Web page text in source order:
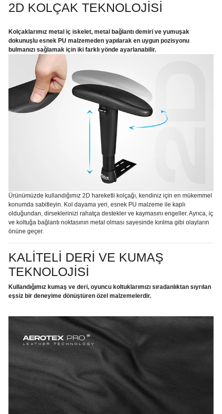
2D KOLÇAK TEKNOLOJİSİ
Kolçaklarımız metal iç iskelet, metal bağlantı demiri ve yumuşak
dokunuşlu esnek PU malzemeden yapılarak en uygun pozisyonu
bulmanızı sağlamak için iki farklı yönde ayarlanabilir.
Ürünümüzde kullandığımız 2D hareketli kolçağı, kendiniz için en mükemmel
konumda sabitleyin. Kol dayama yeri, esnek PU malzeme ile kaplı
olduğundan, dirseklerinizi rahatça destekler ve kaymasını engeller. Ayrıca, iç
ve koltuğa bağlantı noktasının metal olması sayesinde kırılma gibi olayların
önüne geçer.
KALİTELİ DERİ VE KUMAŞ
TEKNOLOJİSİ
Kullandığımız kumaş ve deri, oyuncu koltuklarımızı sıradanlıktan sıyrılan
eşsiz bir deneyime dönüştüren özel malzemelerdir.